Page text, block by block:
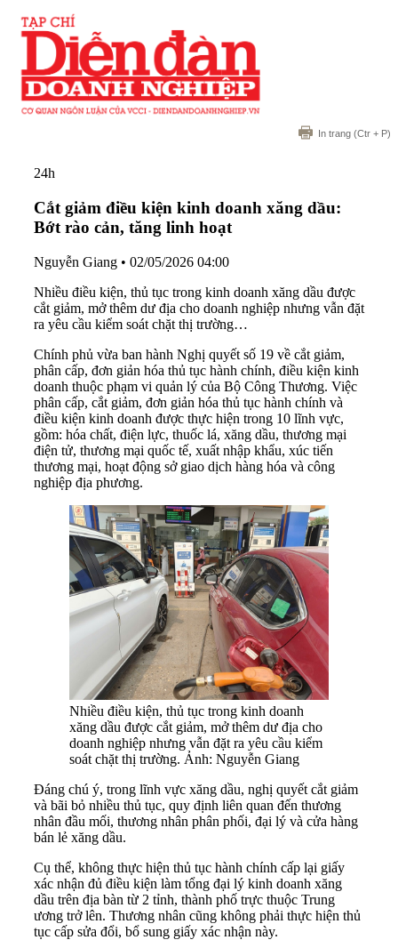
In trang (Ctr + P)
24h
Cắt giảm điều kiện kinh doanh xăng dầu:
Bớt rào cản, tăng linh hoạt
Nguyễn Giang • 02/05/2026 04:00
Nhiều điều kiện, thủ tục trong kinh doanh xăng dầu được
cắt giảm, mở thêm dư địa cho doanh nghiệp nhưng vẫn đặt
ra yêu cầu kiểm soát chặt thị trường…
Chính phủ vừa ban hành Nghị quyết số 19 về cắt giảm,
phân cấp, đơn giản hóa thủ tục hành chính, điều kiện kinh
doanh thuộc phạm vi quản lý của Bộ Công Thương. Việc
phân cấp, cắt giảm, đơn giản hóa thủ tục hành chính và
điều kiện kinh doanh được thực hiện trong 10 lĩnh vực,
gồm: hóa chất, điện lực, thuốc lá, xăng dầu, thương mại
điện tử, thương mại quốc tế, xuất nhập khẩu, xúc tiến
thương mại, hoạt động sở giao dịch hàng hóa và công
nghiệp địa phương.
Nhiều điều kiện, thủ tục trong kinh doanh
xăng dầu được cắt giảm, mở thêm dư địa cho
doanh nghiệp nhưng vẫn đặt ra yêu cầu kiểm
soát chặt thị trường. Ảnh: Nguyễn Giang
Đáng chú ý, trong lĩnh vực xăng dầu, nghị quyết cắt giảm
và bãi bỏ nhiều thủ tục, quy định liên quan đến thương
nhân đầu mối, thương nhân phân phối, đại lý và cửa hàng
bán lẻ xăng dầu.
Cụ thể, không thực hiện thủ tục hành chính cấp lại giấy
xác nhận đủ điều kiện làm tổng đại lý kinh doanh xăng
dầu trên địa bàn từ 2 tỉnh, thành phố trực thuộc Trung
ương trở lên. Thương nhân cũng không phải thực hiện thủ
tục cấp sửa đổi, bổ sung giấy xác nhận này.